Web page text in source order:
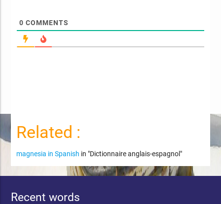
0 COMMENTS
Related :
magnesia in Spanish in "Dictionnaire anglais-espagnol"
Recent words